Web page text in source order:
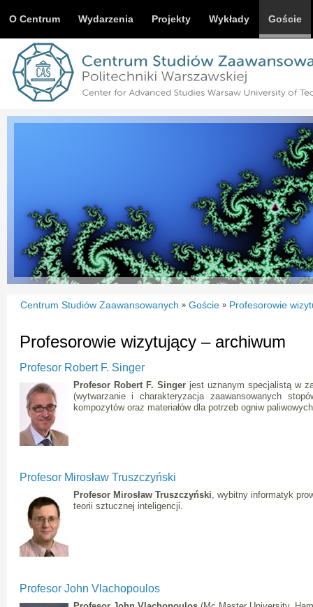
O Centrum Wydarzenia Projekty Wykłady Goście
Centrum Studiów Zaawansowanych » Goście » Profesorowie
Profesorowie wizytujący – archiwum
Profesor Robert F. Singer
Profesor Robert F. Singerjest uznanym specjalistą w
(wytwarzanie i charakteryzacja zaawansowanych
kompozytów oraz materiałów dla potrzeb ogniw
Profesor Mirosław Truszczyński
Profesor Mirosław Truszczyński, wybitny informatyk
teorii sztucznej inteligencji.
Profesor John Vlachopoulos